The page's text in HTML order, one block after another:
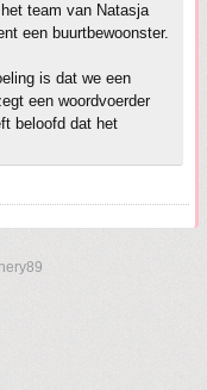
team van Natasja
een buurtbewoonster.
is dat we een
een woordvoerder
beloofd dat het